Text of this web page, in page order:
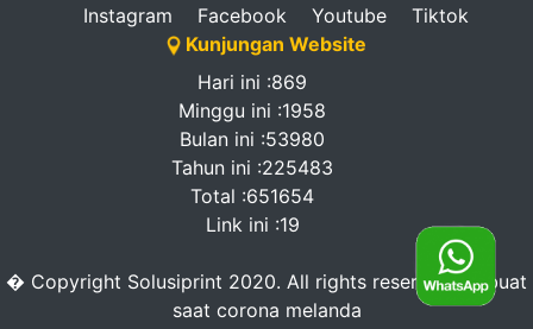
Instagram
Facebook Youtube
Tiktok
Kunjungan Website
Hari ini :869
Minggu ini :1958
Bulan ini :53980
Tahun ini :225483
Total :651654
Link ini :19
� Copyright Solusiprint 2020. All rights reserved. -dibuat
saat corona melanda